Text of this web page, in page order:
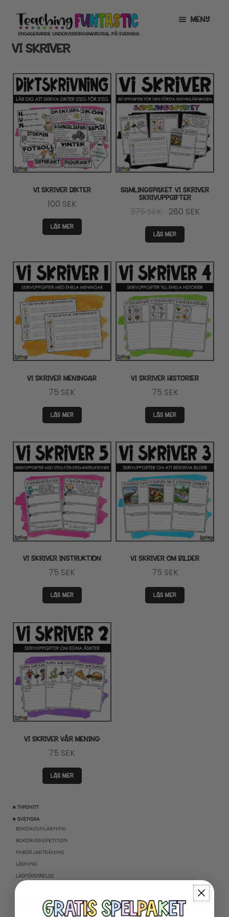
Hoppa
till
navigering
Gå
till
innehåll
MENY
INFO
MITT KONTO
GRATISMATERIAL
EXPANDERA
UNDERMENY
BUTIK
LICENSER
EXPANDERA
UNDERMENY
TIPSHÖRNAN
VI SKRIVER
★ TYPSNITT
★ SVENSKA
BOKSTAVSINLÄRNING
BOKSTAVSREPETITION
NYBÖRJARTRÄNING
LÄSNING
LÄSFÖRSTÅELSE
SKRIVNING
GRAMMATIK OCH RÄTTSTAVNING
HÖGFREKVENTA ORD
VI SKRIVER DIKTER
100 SEK
LÄS MER
SAMLINGSPAKET VI SKRIVER
SKRIVUPPGIFTER
375SEKDet
ursprungliga
priset
375 SEK.
280 SEKDet
280
LÄS MER
VI SKRIVER MENINGAR
75 SEK
LÄS MER
VI SKRIVER HISTORIER
75 SEK
LÄS MER
VI SKRIVER INSTRUKTION
75 SEK
LÄS MER
VI SKRIVER OM BILDER
75 SEK
LÄS MER
VI SKRIVER VÅR MENING
75 SEK
LÄS MER